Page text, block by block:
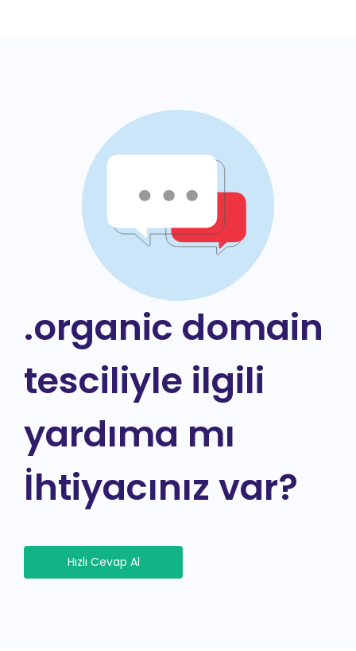
.organic domain
tesciliyle ilgili
yardıma mı
İhtiyacınız var?
Hızlı Cevap Al